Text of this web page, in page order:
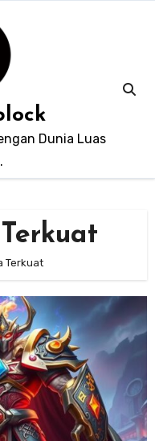
Dunia Luas
Terkuat